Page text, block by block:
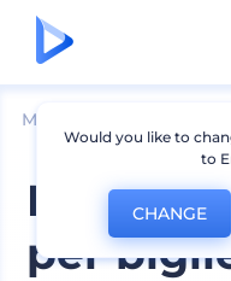
Mockup
Mockup
per
Would you like to
to
CHANGE